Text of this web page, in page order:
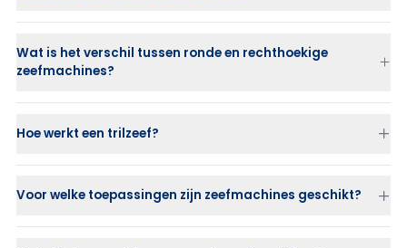
Standaard zeefmachine (Classic of HX)
Low Profilevoor beperkte inbouwruimte
vacuümdrogen in één)
fracties
Wat is het verschil tussen ronde en rechthoekige
zeefmachines?
Ronde zeefmachines(18–72 inch): compact, efficiënt en breed
Rechthoekige zeefmachines
(3–49 m² zeefoppervlak): geschikt
Hoe werkt een trilzeef?
Voor welke toepassingen zijn zeefmachines geschikt?